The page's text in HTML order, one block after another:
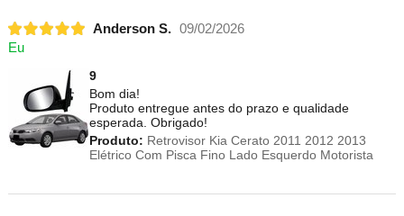
Anderson S. 09/02/2026
Eu
9
Bom dia!
Produto entregue antes do prazo e qualidade
esperada. Obrigado!
Produto: Retrovisor Kia Cerato 2011 2012 2013
Elétrico Com Pisca Fino Lado Esquerdo Motorista